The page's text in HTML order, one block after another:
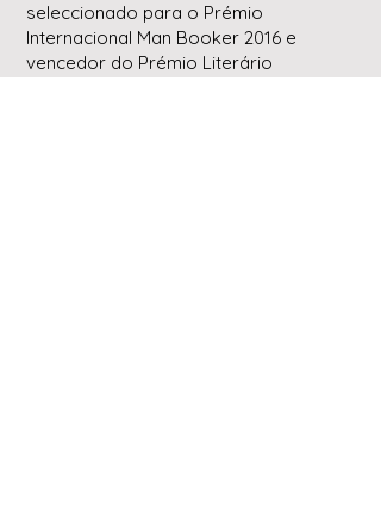
seleccionado para o Prémio
Internacional Man Booker 2016 e
vencedor do Prémio Literário